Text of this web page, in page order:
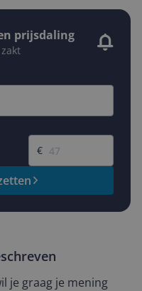
prijsdaling
Gewenste prijs
€
je graag je mening